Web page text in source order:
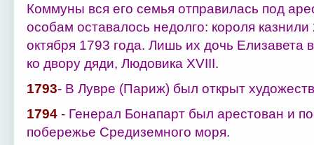
Коммуны вся его семья отправилась под
особам оставалось недолго: короля
октября 1793 года. Лишь их дочь
ко двору дяди, Людовика XVIII.
1793- В Лувре (Париж) был открыт
1794 - Генерал Бонапарт был арестован и
побережье Средиземного моря.